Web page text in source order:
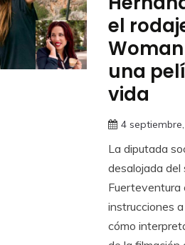
el
una
vida
4
La diputada
desalojada del
Fuerteventura
instrucciones
cómo